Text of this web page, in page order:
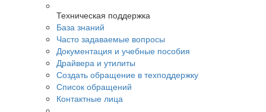
Техническая поддержка
База знаний
Часто задаваемые вопросы
Документация и учебные пособия
Драйвера и утилиты
Создать обращение в техподдержку
Список обращений
Контактные лица